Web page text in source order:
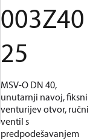
003Z40
25
MSV-O DN 40,
unutarnji navoj, fiksni
venturijev otvor, ručni
ventil s
predpodešavanjem